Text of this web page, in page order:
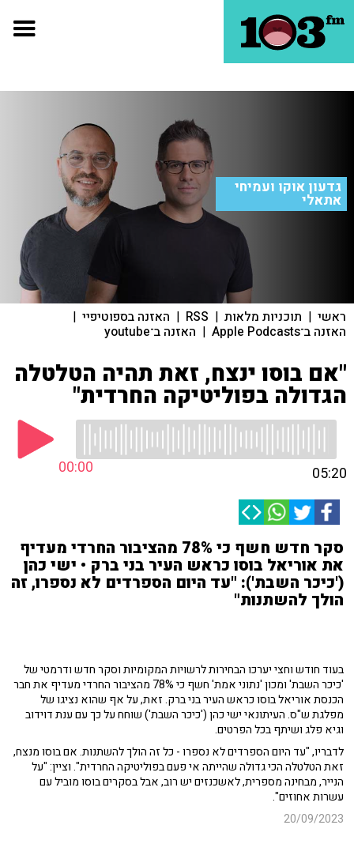
גדעון אוקו ועמיחי
אתאלי
ראשי | תוכניות מלאות |
RSS
| האזנה בספוטיפיי |
האזנה ב־Apple Podcasts | האזנה ב־youtube
"אם בוסו ינצח, זאת תהיה הטלטלה
הגדולה בפוליטיקה החרדית"
00:00 05:20
סקר חדש חשף כי 78% מהציבור החרדי מעדיף
את אוריאל בוסו כראש העיר בני ברק • ישי כהן
('כיכר השבת'): "עד היום הספרדים לא נספרו, זה
הולך להשתנות"
בעוד חודש וחצי יערכו הבחירות לרשויות המקומיות וסקר חדש ודרמטי של
'כיכר השבת' ומכון 'נתוני אמת' חשף כי 78% מהציבור החרדי מעדיף את חבר
הכנסת אוריאל בוסו כראש העיר בני ברק. זאת, על אף שהוא נציגו של
מפלגת ש"ס. העיתונאי ישי כהן ('כיכר השבת') שוחח על כך עם ענת דוידוב
וגיא פלג ושיתף בכל הפרטים.
לדבריו, "עד היום הספרדים לא נספרו - כל זה הולך להשתנות. אם בוסו מנצח,
זאת הטלטלה הכי גדולה שהייתה אי פעם בפוליטיקה החרדית". וציין: "על
הנייר, מבחינה מספרית, לאשכנזים יש רוב, אבל בסקרים בוסו מוביל עם
עשרות אחוזים".
20/09/2023